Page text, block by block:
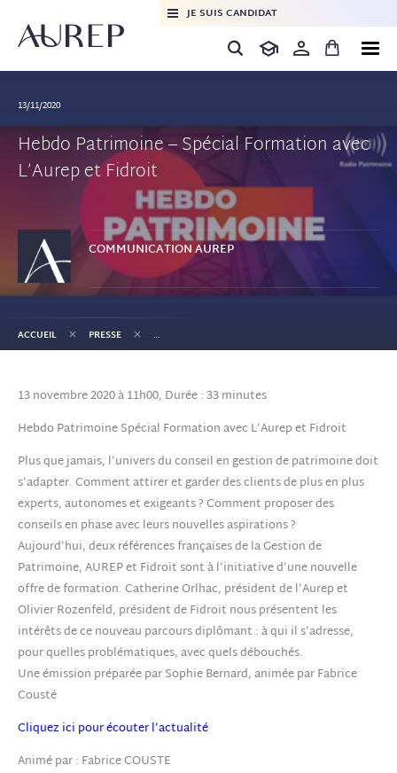
JE SUIS CANDIDAT
13/11/2020
Hebdo Patrimoine – Spécial Formation avec
L’Aurep et Fidroit
COMMUNICATIONAUREP
ACCUEIL + PRESSE +
13 novembre 2020 à 11h00, Durée : 33 minutes
Hebdo Patrimoine Spécial Formation avec L’Aurep et Fidroit
Plus que jamais, l’univers du conseil en gestion de patrimoine doit
s’adapter. Comment attirer et garder des clients de plus en plus
experts, autonomes et exigeants ? Comment proposer des
conseils en phase avec leurs nouvelles aspirations ?
Aujourd’hui, deux références françaises de la Gestion de
Patrimoine, AUREP et Fidroit sont à l’initiative d’une nouvelle
offre de formation. Catherine Orlhac, président de l’Aurep et
Olivier Rozenfeld, président de Fidroit nous présentent les
intérêts de ce nouveau parcours diplômant : à qui il s’adresse,
pour quelles problématiques, avec quels débouchés.
Une émission préparée par Sophie Bernard, animée par Fabrice
Cousté
Cliquez ici pour écouter l’actualité
Animé par : Fabrice COUSTE